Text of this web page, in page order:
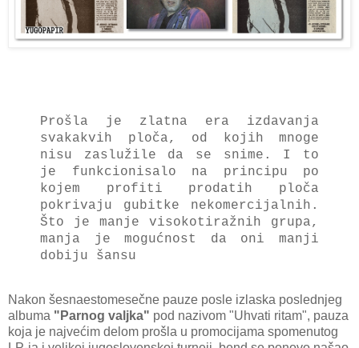
Prošla je zlatna era izdavanja
svakakvih ploča, od kojih mnoge
nisu zaslužile da se snime. I to
je funkcionisalo na principu po
kojem profiti prodatih ploča
pokrivaju gubitke nekomercijalnih.
Što je manje visokotiražnih grupa,
manja je mogućnost da oni manji
dobiju šansu
Nakon šesnaestomesečne pauze posle izlaska poslednjeg
albuma "Parnog valjka" pod nazivom "Uhvati ritam", pauza
koja je najvećim delom prošla u promocijama spomenutog